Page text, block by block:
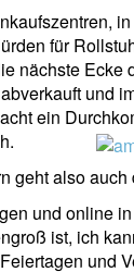
für
nächste Ecke
und
ein
geht also auch
und online
ist, ich
und